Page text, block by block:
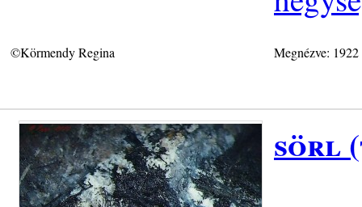
©Körmendy Regina Megnézve:
sörl